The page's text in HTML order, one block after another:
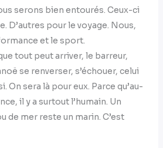
serons bien entourés. Ceux-ci
D’autres pour le voyage. Nous,
et le sport.
tout peut arriver, le barreur,
se renverser, s’échouer, celui
On sera là pour eux. Parce qu’au-
il y a surtout l’humain. Un
de mer reste un marin. C’est